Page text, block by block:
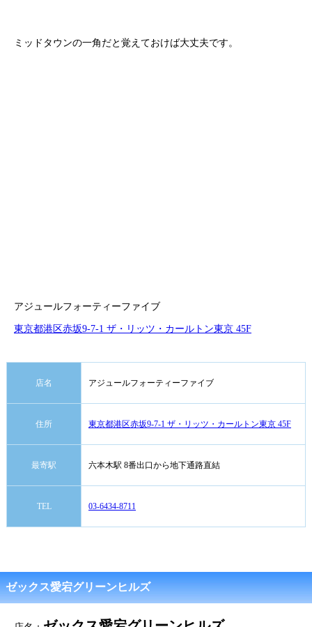
ミッドタウンの一角だと覚えておけば大丈夫です。
アジュールフォーティーファイブ
東京都港区赤坂9-7-1 ザ・リッツ・カールトン東京 45F
店名 アジュールフォーティーファイブ
住所 東京都港区赤坂9-7-1 ザ・リッツ・カールトン東京 45F
最寄駅 六本木駅 8番出口から地下通路直結
TEL 03-6434-8711
ゼックス愛宕グリーンヒルズ